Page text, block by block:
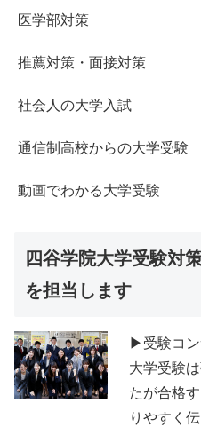
医学部対策
推薦対策・面接対策
社会人の大学入試
通信制高校からの大学受験
動画でわかる大学受験
四谷学院大学受験対
を担当します
▶受験コン
大学受験
たが合格
りやすく伝